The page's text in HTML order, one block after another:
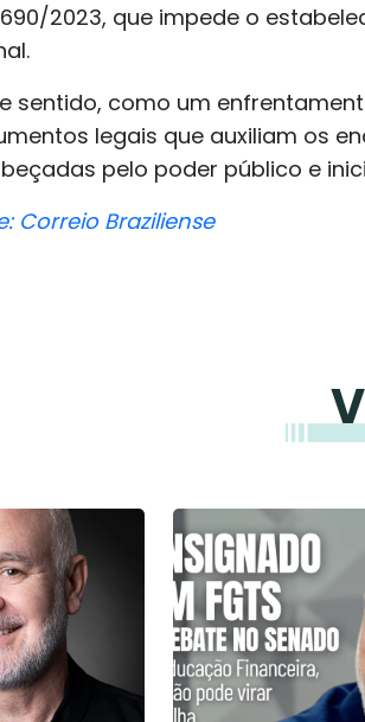
2023, que impede o
sentido, como um
legais que auxiliam os
pelo poder público e
Correio Braziliense